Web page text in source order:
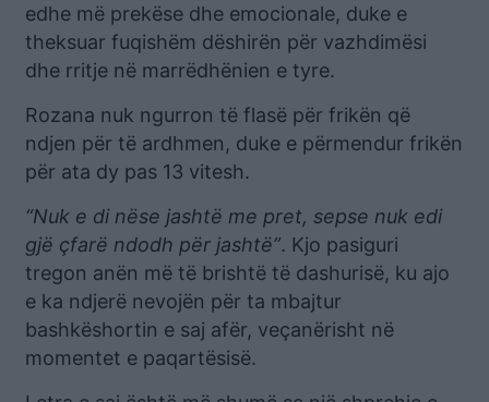
edhe më prekëse dhe emocionale, duke e
theksuar fuqishëm dëshirën për vazhdimësi
dhe rritje në marrëdhënien e tyre.
Rozana nuk ngurron të flasë për frikën që
ndjen për të ardhmen, duke e përmendur frikën
për ata dy pas 13 vitesh.
“Nuk e di nëse jashtë me pret, sepse nuk edi
gjë çfarë ndodh për jashtë”. Kjo pasiguri
tregon anën më të brishtë të dashurisë, ku ajo
e ka ndjerë nevojën për ta mbajtur
bashkëshortin e saj afër, veçanërisht në
momentet e paqartësisë.